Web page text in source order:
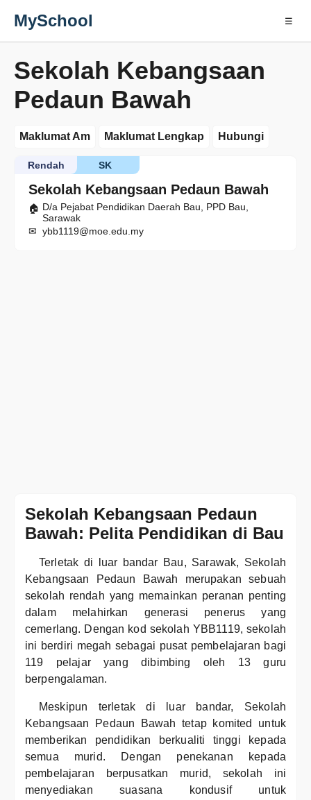
MySchool ☰
Sekolah Kebangsaan
Pedaun Bawah
Maklumat Am Maklumat Lengkap Hubungi
Sekolah Kebangsaan Pedaun Bawah
SK
Rendah
D/a Pejabat Pendidikan Daerah Bau, PPD Bau,
Sarawak
ybb1119@moe.edu.my
Sekolah Kebangsaan Pedaun
Bawah: Pelita Pendidikan di Bau
Terletak di luar bandar Bau, Sarawak, Sekolah
Kebangsaan Pedaun Bawah merupakan sebuah
sekolah rendah yang memainkan peranan penting
dalam melahirkan generasi penerus yang
cemerlang. Dengan kod sekolah YBB1119, sekolah
ini berdiri megah sebagai pusat pembelajaran bagi
119 pelajar yang dibimbing oleh 13 guru
berpengalaman.
Meskipun terletak di luar bandar, Sekolah
Kebangsaan Pedaun Bawah tetap komited untuk
memberikan pendidikan berkualiti tinggi kepada
semua murid. Dengan penekanan kepada
pembelajaran berpusatkan murid, sekolah ini
menyediakan suasana kondusif untuk